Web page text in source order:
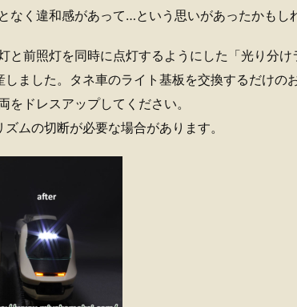
なく違和感があって…という思いがあったかもし
と前照灯を同時に点灯するようにした「光り分け
ました。タネ車のライト基板を交換するだけの
をドレスアップしてください。
ムの切断が必要な場合があります。